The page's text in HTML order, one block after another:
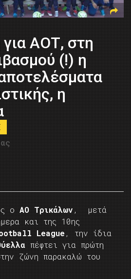
ΑΟΤ, στη
(!) η
η
ο ΑΟ Τρικάλων , μετά
και της 10ης
League , την ίδια
πέφτει για πρώτη
ζώνη παρακαλώ του